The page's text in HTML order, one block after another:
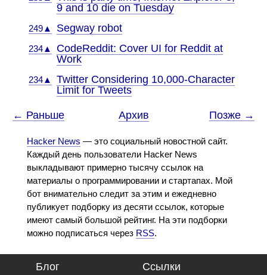
9 and 10 die on Tuesday
249▲ Segway robot
234▲
CodeReddit: Cover UI for Reddit at
Work
234▲
Twitter Considering 10,000-Character
Limit for Tweets
← Раньше Архив Позже →
Hacker News — это социальный новостной сайт.
Каждый день пользователи Hacker News
выкладывают примерно тысячу ссылок на
материалы о программировании и стартапах. Мой
бот внимательно следит за этим и ежедневно
публикует подборку из десяти ссылок, которые
имеют самый большой рейтинг. На эти подборки
можно подписаться через RSS.
Блог Ссылки